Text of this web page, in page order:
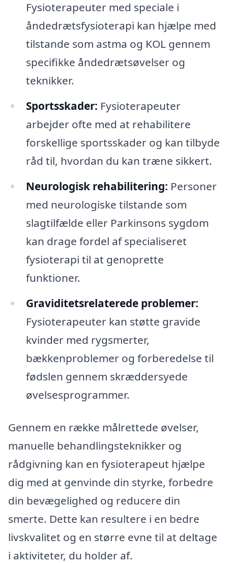
Fysioterapeuter med speciale i
åndedrætsfysioterapi kan hjælpe med
tilstande som astma og KOL gennem
specifikke åndedrætsøvelser og
teknikker.
Sportsskader: Fysioterapeuter
arbejder ofte med at rehabilitere
forskellige sportsskader og kan tilbyde
råd til, hvordan du kan træne sikkert.
Neurologisk rehabilitering: Personer
med neurologiske tilstande som
slagtilfælde eller Parkinsons sygdom
kan drage fordel af specialiseret
fysioterapi til at genoprette
funktioner.
Graviditetsrelaterede problemer:
Fysioterapeuter kan støtte gravide
kvinder med rygsmerter,
bækkenproblemer og forberedelse til
fødslen gennem skræddersyede
øvelsesprogrammer.
Gennem en række målrettede øvelser,
manuelle behandlingsteknikker og
rådgivning kan en fysioterapeut hjælpe
dig med at genvinde din styrke, forbedre
din bevægelighed og reducere din
smerte. Dette kan resultere i en bedre
livskvalitet og en større evne til at deltage
i aktiviteter, du holder af.